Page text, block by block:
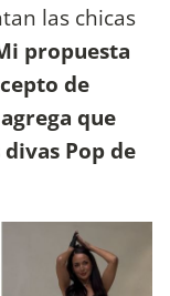
las chicas
propuesta
de
que
Pop de